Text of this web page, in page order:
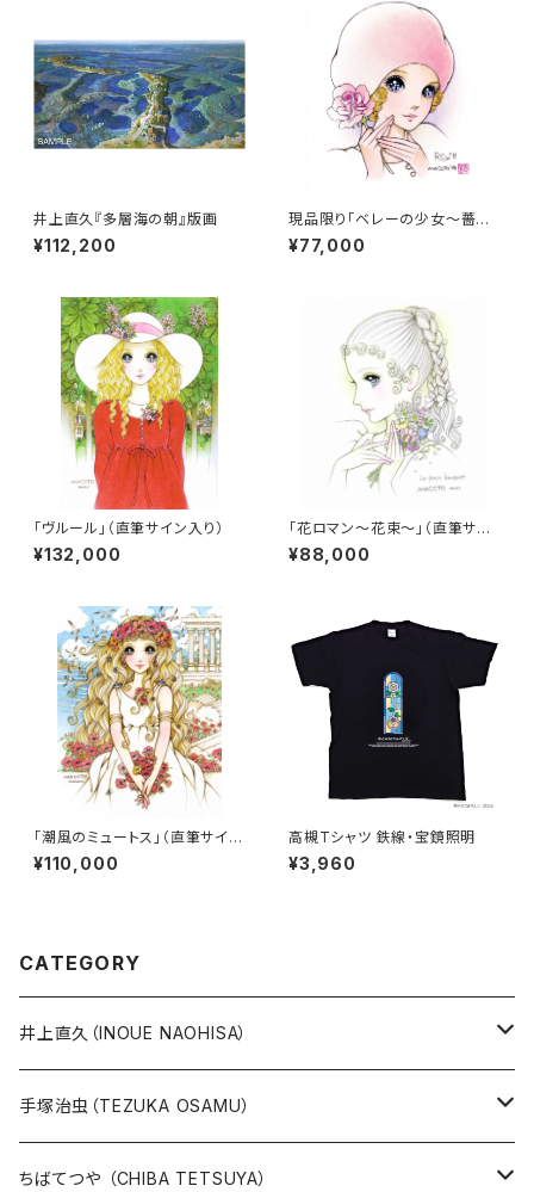
井上直久『多層海の朝』版画
¥112,200
現品限り「ベレーの少女～薔薇
～」（直筆サイン入り）
¥77,000
「ヴルール」（直筆サイン入り）
¥132,000
「花ロマン～花束～」（直筆サイ
ン入り）
¥88,000
「潮風のミュートス」（直筆サイン
入り）
¥110,000
高槻Tシャツ 鉄線・宝鏡照明
¥3,960
CATEGORY
井上直久（INOUE NAOHISA）
人気作品TOP10
版画
手塚治虫（TEZUKA OSAMU）
版画
ちばてつや （CHIBA TETSUYA）